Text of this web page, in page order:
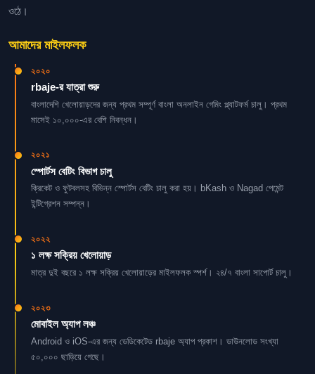
ওঠে।
আমাদের মাইলফলক
২০২০
rbaje-র যাত্রা শুরু
বাংলাদেশি খেলোয়াড়দের জন্য প্রথম সম্পূর্ণ বাংলা অনলাইন গেমিং প্ল্যাটফর্ম চালু। প্রথম
মাসেই ১০,০০০-এর বেশি নিবন্ধন।
২০২১
স্পোর্টস বেটিং বিভাগ চালু
ক্রিকেট ও ফুটবলসহ বিভিন্ন স্পোর্টস বেটিং চালু করা হয়। bKash ও Nagad পেমেন্ট
ইন্টিগ্রেশন সম্পন্ন।
২০২২
১ লক্ষ সক্রিয় খেলোয়াড়
মাত্র দুই বছরে ১ লক্ষ সক্রিয় খেলোয়াড়ের মাইলফলক স্পর্শ। ২৪/৭ বাংলা সাপোর্ট চালু।
২০২৩
মোবাইল অ্যাপ লঞ্চ
Android ও iOS-এর জন্য ডেডিকেটেড rbaje অ্যাপ প্রকাশ। ডাউনলোড সংখ্যা
৫০,০০০ ছাড়িয়ে গেছে।